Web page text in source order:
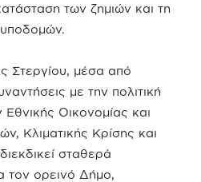
των ζημιών και τη
Στεργίου, μέσα από
με την πολιτική
Οικονομίας και
Κλιματικής Κρίσης και
σταθερά
τον ορεινό Δήμο,